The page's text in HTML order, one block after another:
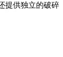
提供独立的破碎